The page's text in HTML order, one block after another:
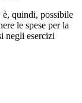
è, quindi, possibile
le spese per la
negli esercizi